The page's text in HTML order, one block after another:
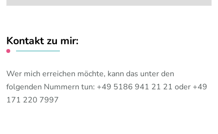
Kontakt zu mir:
Wer mich erreichen möchte, kann das unter den
folgenden Nummern tun: +49 5186 941 21 21 oder +49
171 220 7997